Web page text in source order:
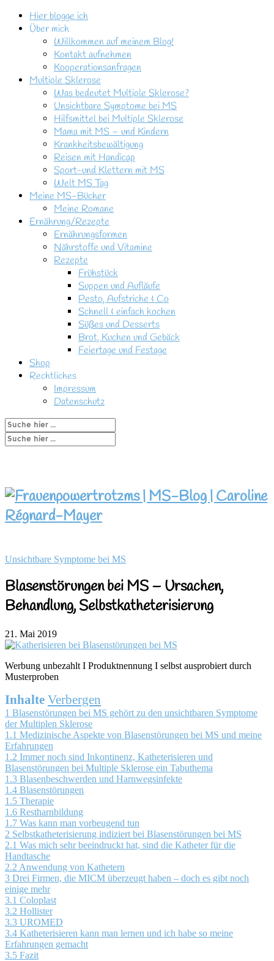
Hier blogge ich
Über mich
Willkommen auf meinem Blog!
Kontakt aufnehmen
Kooperationsanfragen
Multiple Sklerose
Was bedeutet Multiple Sklerose?
Unsichtbare Symptome bei MS
Hilfsmittel bei Multiple Sklerose
Mama mit MS – und Kindern
Krankheitsbewältigung
Reisen mit Handicap
Sport-und Klettern mit MS
Welt MS Tag
Meine MS-Bücher
Meine Romane
Ernährung/Rezepte
Ernährungsformen
Nährstoffe und Vitamine
Rezepte
Frühstück
Suppen und Aufläufe
Pesto, Aufstriche & Co
Schnell & einfach kochen
Süßes und Desserts
Brot, Kuchen und Gebäck
Feiertage und Festage
Shop
Rechtliches
Impressum
Datenschutz
Unsichtbare Symptome bei MS
Blasenstörungen bei MS – Ursachen,
Behandlung, Selbstkatheterisierung
21. Mai 2019
Werbung unbezahlt Ι Produktnennung Ι selbst ausprobiert durch
Musterproben
Inhalte Verbergen
1 Blasenstörungen bei MS gehört zu den unsichtbaren Symptome
der Multiplen Sklerose
1.1 Medizinische Aspekte von Blasenstörungen bei MS und meine
Erfahrungen
1.2 Immer noch sind Inkontinenz, Katheterisieren und
Blasenstörungen bei Multiple Sklerose ein Tabuthema
1.3 Blasenbeschwerden und Harnwegsinfekte
1.4 Blasenstörungen
1.5 Therapie
1.6 Restharnbildung
1.7 Was kann man vorbeugend tun
2 Selbstkatheterisierung indiziert bei Blasenstörungen bei MS
2.1 Was mich sehr beeindruckt hat, sind die Katheter für die
Handtasche
2.2 Anwendung von Kathetern
3 Drei Firmen, die MICM überzeugt haben – doch es gibt noch
einige mehr
3.1 Coloplast
3.2 Hollister
3.3 UROMED
3.4 Katheterisieren kann man lernen und ich habe so meine
Erfahrungen gemacht
3.5 Fazit